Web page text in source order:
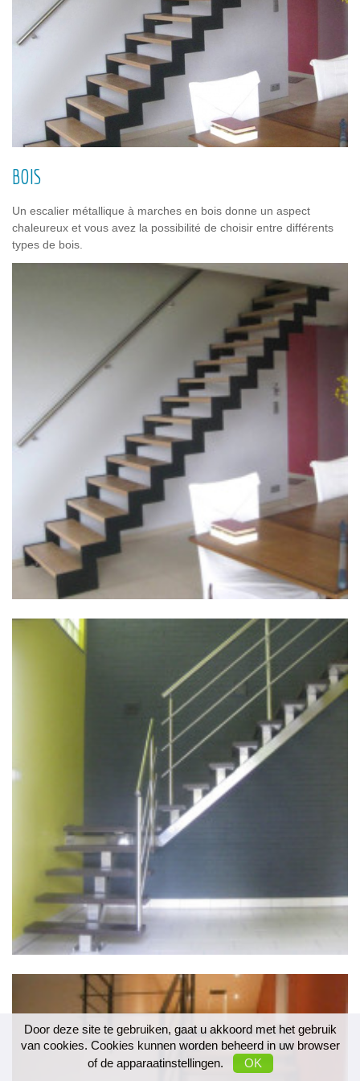
BOIS
Un escalier métallique à marches en bois donne un aspect
chaleureux et vous avez la possibilité de choisir entre différents
types de bois.​
Door deze site te gebruiken, gaat u akkoord met het gebruik
van cookies. Cookies kunnen worden beheerd in uw browser
of de apparaatinstellingen.
OK